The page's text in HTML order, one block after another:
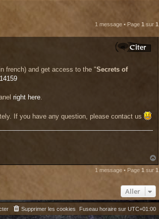
1 message • Page 1 sur 1
french) and get access to the "Secrets of
right here.
If you have any question, please contact us
a
u
1 message • Page 1 sur 1
Aller
Fuseau horaire sur UTC+01:00
Supprimer les cookies